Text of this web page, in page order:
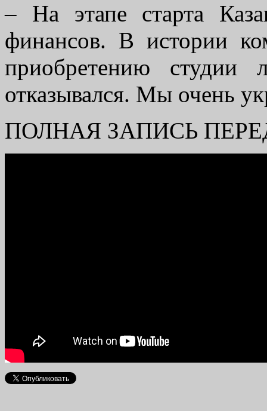
– На этапе старта
финансов. В истории
приобретению
отказывался. Мы очень
ПОЛНАЯ ЗАПИСЬ